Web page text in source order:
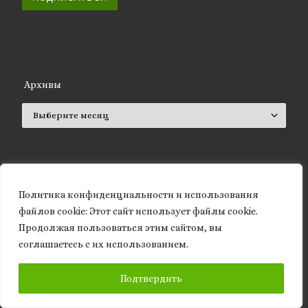
Политика конфиденциальности и использования
файлов сookie: Этот сайт использует файлы cookie.
Продолжая пользоваться этим сайтом, вы
соглашаетесь с их использованием.
Подтвердить
Архивы
ISSN 2661-572X (Online)